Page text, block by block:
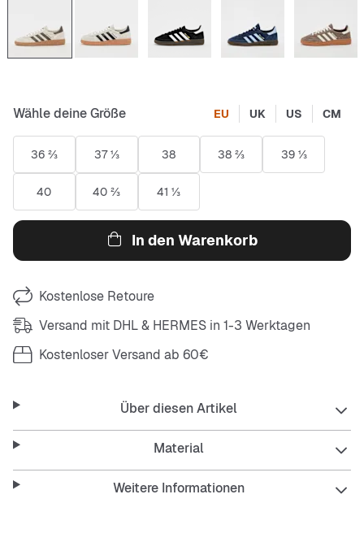
Wähle deine Größe EU UK US CM
36 ⅔ 37 ⅓ 38 38 ⅔ 39 ⅓
40 40 ⅔ 41 ⅓
In den Warenkorb
Kostenlose Retoure
Versand mit DHL & HERMES in 1-3 Werktagen
Kostenloser Versand ab 60€
Über diesen Artikel
Material
Weitere Informationen